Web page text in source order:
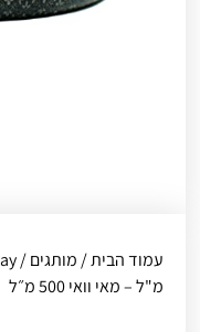
עמוד הבית/מותגים/
מ"ל – מאי וואי 500 מ״ל